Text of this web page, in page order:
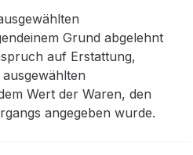
Grund abgelehnt
auf Erstattung,
Wert der Waren, den
angegeben wurde.